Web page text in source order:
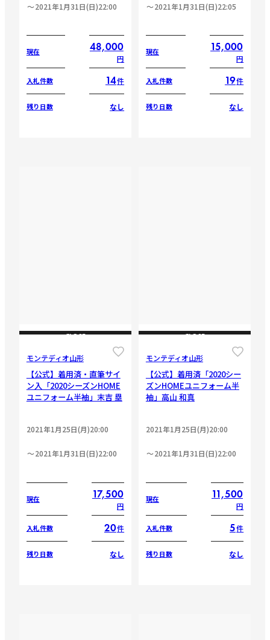
2021年1月31日(日)22:00
現在 48,000
円
入札件数 14件
残り日数 なし
2021年1月31日(日)22:05
現在 15,000
円
入札件数 19件
残り日数 なし
CLOSE
モンテディオ山形
【公式】着用済・直筆サイ
ン入「2020シーズンHOME
ユニフォーム半袖」末吉 塁
2021年1月25日(月)20:00
2021年1月31日(日)22:00
現在 17,500
円
入札件数 20件
残り日数 なし
CLOSE
モンテディオ山形
【公式】着用済「2020シー
ズンHOMEユニフォーム半
袖」高山 和真
2021年1月25日(月)20:00
2021年1月31日(日)22:00
現在 11,500
円
入札件数 5件
残り日数 なし